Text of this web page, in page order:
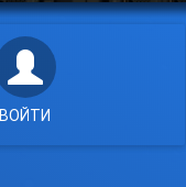
ВОЙТИ